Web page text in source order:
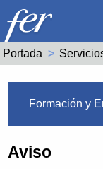
Portada
Formación y
Aviso